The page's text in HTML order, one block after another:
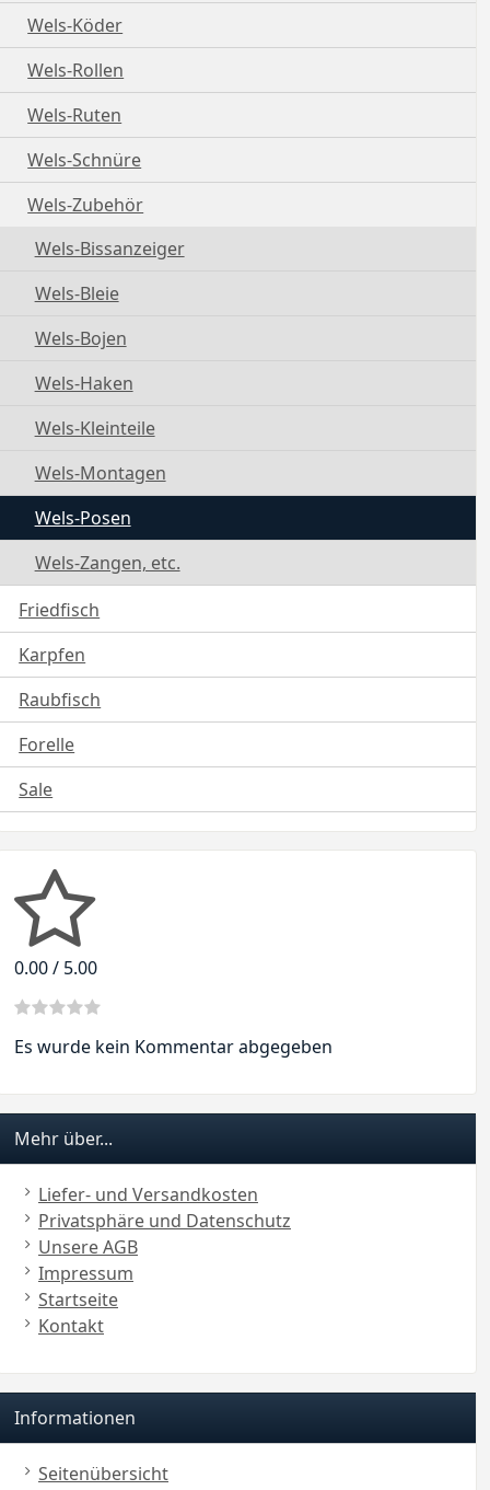
Wels-Köder
Wels-Rollen
Wels-Ruten
Wels-Schnüre
Wels-Zubehör
Wels-Bissanzeiger
Wels-Bleie
Wels-Bojen
Wels-Haken
Wels-Kleinteile
Wels-Montagen
Wels-Posen
Wels-Zangen, etc.
Friedfisch
Karpfen
Raubfisch
Forelle
Sale
0.00 / 5.00
Es wurde kein Kommentar abgegeben
Mehr über...
Liefer- und Versandkosten
Privatsphäre und Datenschutz
Unsere AGB
Impressum
Startseite
Kontakt
Informationen
Seitenübersicht